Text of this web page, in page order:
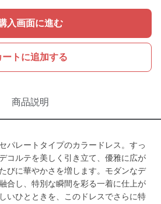
入画面に進む
ートに追加する
商品説明
パレートタイプのカラードレス。すっ
コルテを美しく引き立て、優雅に広が
びに華やかさを増します。モダンなデ
合し、特別な瞬間を彩る一着に仕上が
いひとときを、このドレスでさらに特